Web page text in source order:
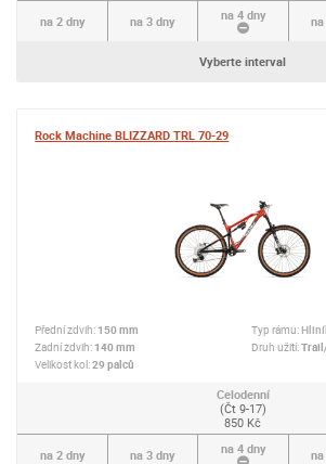
na 2 dny
na 3 dny na 4 dny
Vyberte interval
Rock Machine BLIZZARD TRL 70-29
Přední zdvih: 150 mm
Zadní zdvih: 140 mm
Velikost kol:29 palců
Typ rámu:
Druh užití:
Celodenní
(Čt 9-17)
850 Kč
na 2 dny
na 3 dny na 4 dny